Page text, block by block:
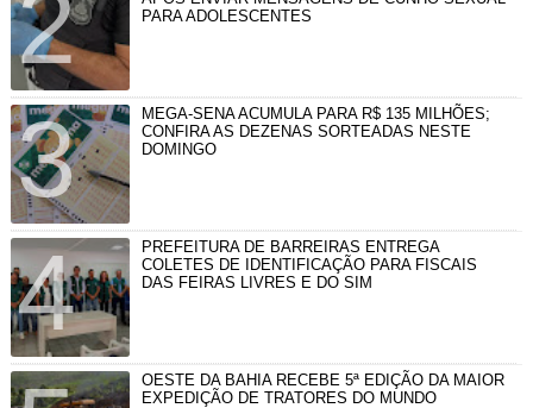
PARA ADOLESCENTES
MEGA-SENA ACUMULA PARA R$ 135 MILHÕES;
CONFIRA AS DEZENAS SORTEADAS NESTE
DOMINGO
PREFEITURA DE BARREIRAS ENTREGA
COLETES DE IDENTIFICAÇÃO PARA FISCAIS
DAS FEIRAS LIVRES E DO SIM
OESTE DA BAHIA RECEBE 5ª EDIÇÃO DA MAIOR
EXPEDIÇÃO DE TRATORES DO MUNDO